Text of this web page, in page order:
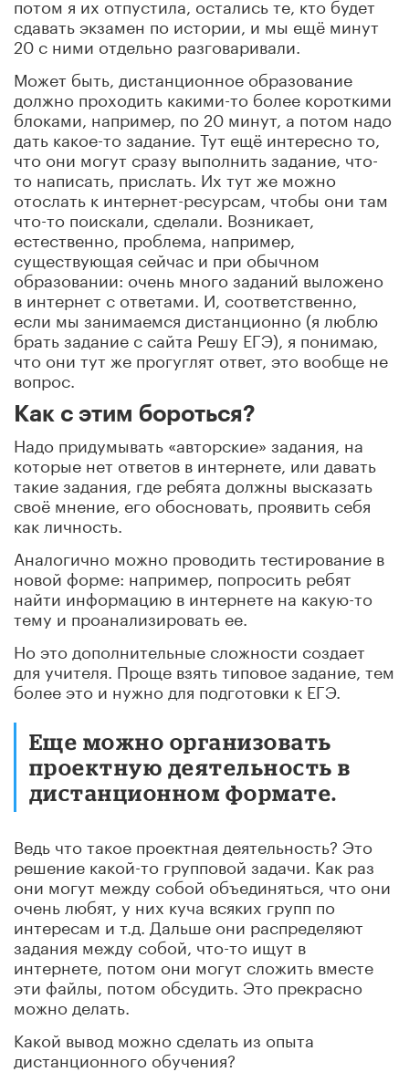
сдавать экзамен по истории, и мы ещё минут
20 с ними отдельно разговаривали.
Может быть, дистанционное образование
должно проходить какими-то более короткими
блоками, например, по 20 минут, а потом надо
дать какое-то задание. Тут ещё интересно то,
что они могут сразу выполнить задание, что-
то написать, прислать. Их тут же можно
отослать к интернет-ресурсам, чтобы они там
что-то поискали, сделали. Возникает,
естественно, проблема, например,
существующая сейчас и при обычном
образовании: очень много заданий выложено
в интернет с ответами. И, соответственно,
если мы занимаемся дистанционно (я люблю
брать задание с сайта Решу ЕГЭ), я понимаю,
что они тут же прогуглят ответ, это вообще не
вопрос.
Как с этим бороться?
Надо придумывать «авторские» задания, на
которые нет ответов в интернете, или давать
такие задания, где ребята должны высказать
своё мнение, его обосновать, проявить себя
как личность.
Аналогично можно проводить тестирование в
новой форме: например, попросить ребят
найти информацию в интернете на какую-то
тему и проанализировать ее.
Но это дополнительные сложности создает
для учителя. Проще взять типовое задание, тем
более это и нужно для подготовки к ЕГЭ.
Еще можно организовать
проектную деятельность в
дистанционном формате.
Ведь что такое проектная деятельность? Это
решение какой-то групповой задачи. Как раз
они могут между собой объединяться, что они
очень любят, у них куча всяких групп по
интересам и т.д. Дальше они распределяют
задания между собой, что-то ищут в
интернете, потом они могут сложить вместе
эти файлы, потом обсудить. Это прекрасно
можно делать.
Какой вывод можно сделать из опыта
дистанционного обучения?